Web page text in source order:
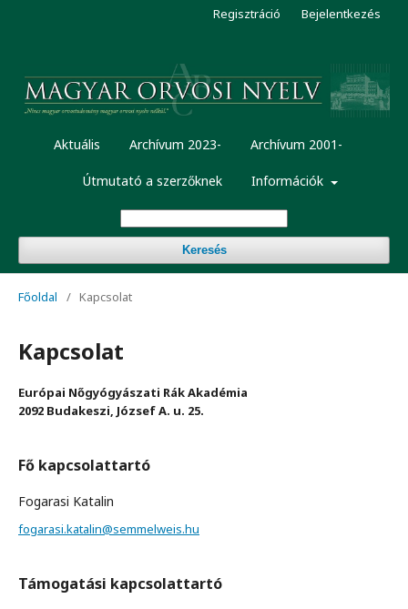
Aktuális Archívum 2023- Archívum 2001-
Útmutató a szerzőknek Információk
Keresés
Regisztráció Bejelentkezés
Főoldal / Kapcsolat
Kapcsolat
Európai Nőgyógyászati Rák Akadémia
2092 Budakeszi, József A. u. 25.
Fő kapcsolattartó
Fogarasi Katalin
fogarasi.katalin@semmelweis.hu
Támogatási kapcsolattartó